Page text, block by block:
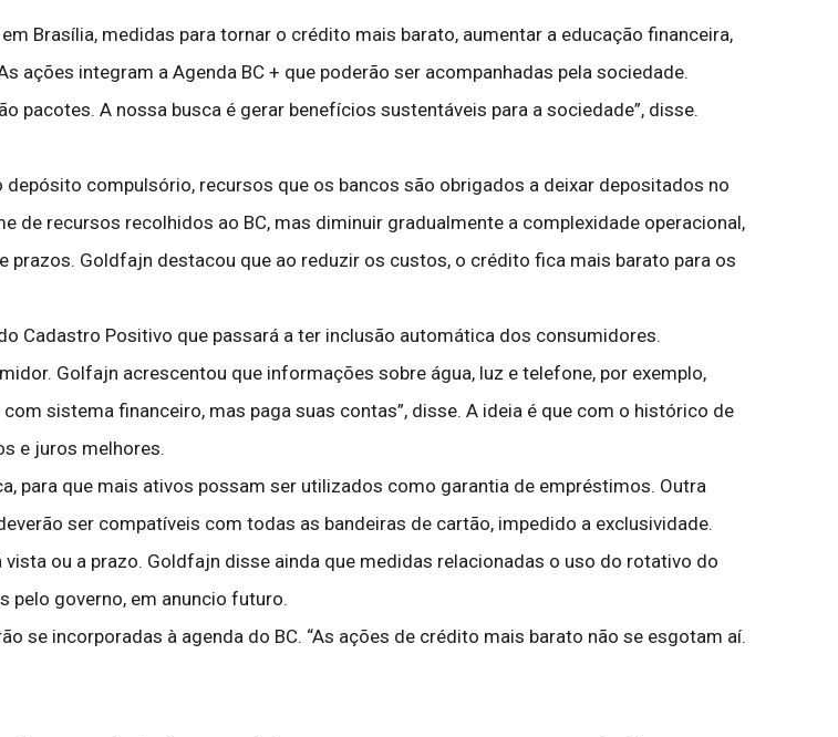
Brasília, medidas para tornar o crédito mais barato, aumentar a educação financeira,
integram a Agenda BC + que poderão ser acompanhadas pela sociedade.
pacotes. A nossa busca é gerar benefícios sustentáveis para a sociedade”, disse.
compulsório, recursos que os bancos são obrigados a deixar depositados no
de recursos recolhidos ao BC, mas diminuir gradualmente a complexidade operacional,
Goldfajn destacou que ao reduzir os custos, o crédito fica mais barato para os
Cadastro Positivo que passará a ter inclusão automática dos consumidores.
Golfajn acrescentou que informações sobre água, luz e telefone, por exemplo,
sistema financeiro, mas paga suas contas”, disse. A ideia é que com o histórico de
e juros melhores.
para que mais ativos possam ser utilizados como garantia de empréstimos. Outra
ser compatíveis com todas as bandeiras de cartão, impedido a exclusividade.
ou a prazo. Goldfajn disse ainda que medidas relacionadas o uso do rotativo do
pelo governo, em anuncio futuro.
se incorporadas à agenda do BC. “As ações de crédito mais barato não se esgotam aí.